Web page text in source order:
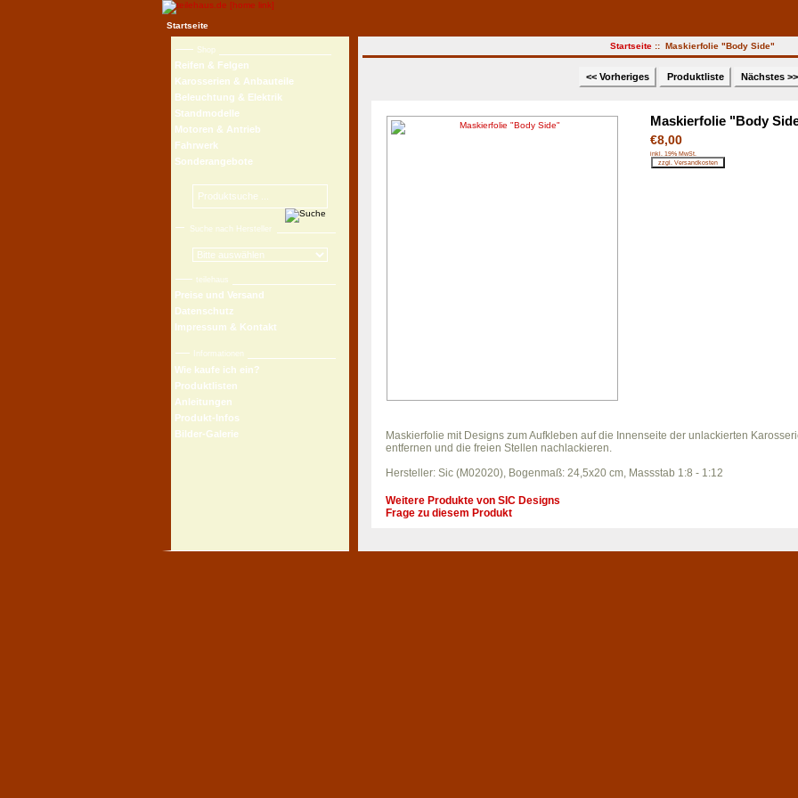
Startseite
Shop
Reifen & Felgen
Karosserien & Anbauteile
Beleuchtung & Elektrik
Standmodelle
Motoren & Antrieb
Fahrwerk
Sonderangebote
Suche nach Hersteller
teilehaus
Preise und Versand
Datenschutz
Impressum & Kontakt
Informationen
Wie kaufe ich ein?
Produktlisten
Anleitungen
Produkt-Infos
Bilder-Galerie
Startseite:: Maskierfolie "Body Side"
<< Vorheriges Produktliste Nächstes >>
Maskierfolie "Body
€8,00
inkl. 19% MwSt.
Maskierfolie mit Designs zum Aufkleben auf die Innenseite der unlackierten
entfernen und die freien Stellen nachlackieren.
Hersteller: Sic (M02020), Bogenmaß: 24,5x20 cm, Massstab 1:8 - 1:12
Weitere Produkte von SIC Designs
Frage zu diesem Produkt